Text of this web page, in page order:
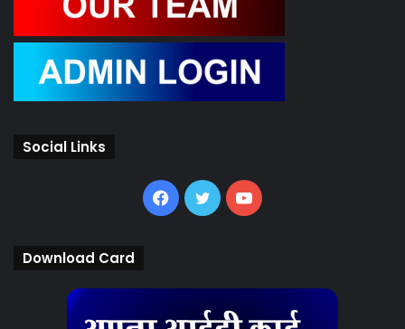
Social Links
Facebook
TwitterYouTube
Download Card